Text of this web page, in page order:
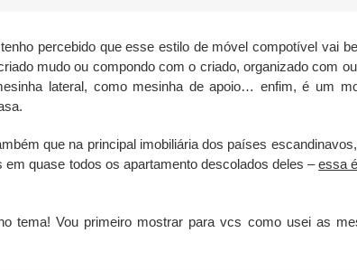
percebido que esse estilo de móvel compotível vai
mudo ou compondo com o criado, organizado com
lateral, como mesinha de apoio… enfim, é um
que na principal imobiliária dos países
em quase todos os apartamento descolados deles –essa
tema! Vou primeiro mostrar para vcs como usei as